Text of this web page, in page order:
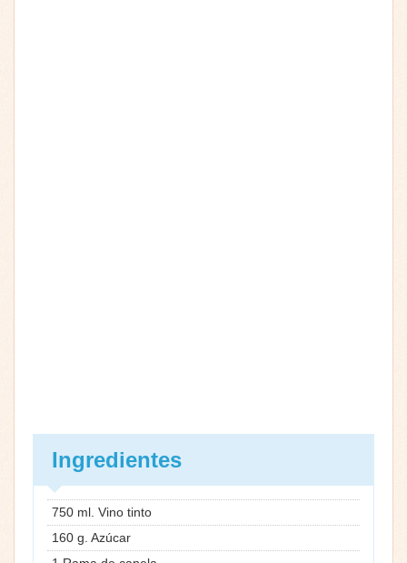
Ingredientes
750 ml. Vino tinto
160 g. Azúcar